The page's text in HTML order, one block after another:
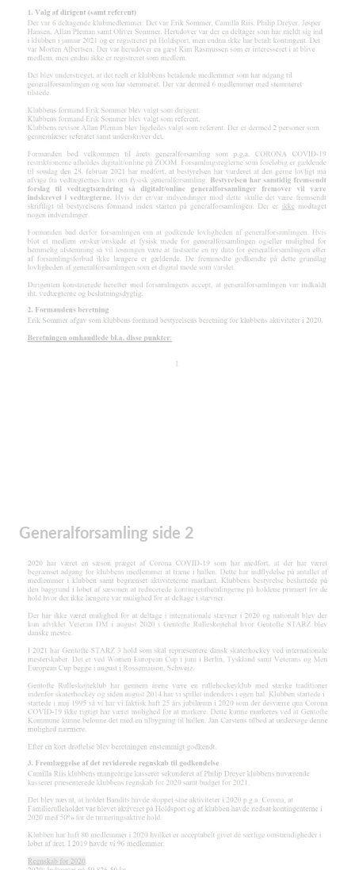
Generalforsamling side 2